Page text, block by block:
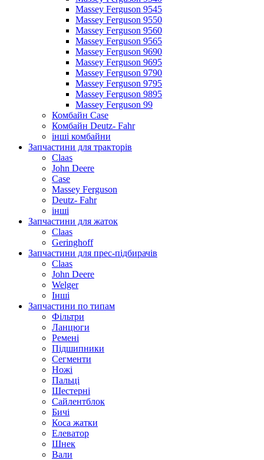
Massey Ferguson 9545
Massey Ferguson 9550
Massey Ferguson 9560
Massey Ferguson 9565
Massey Ferguson 9690
Massey Ferguson 9695
Massey Ferguson 9790
Massey Ferguson 9795
Massey Ferguson 9895
Massey Ferguson 99
Комбайн Case
Комбайн Deutz- Fahr
інші комбайни
Запчастини для тракторів
Claas
John Deere
Case
Massey Ferguson
Deutz- Fahr
інші
Запчастини для жаток
Claas
Geringhoff
Запчастини для прес-підбирачів
Claas
John Deere
Welger
Інші
Запчастини по типам
Фільтри
Ланцюги
Ремені
Підшипники
Сегменти
Ножі
Пальці
Шестерні
Сайлентблок
Бичі
Коса жатки
Елеватор
Шнек
Вали